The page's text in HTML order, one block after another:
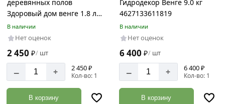
деревянных полов
Здоровый дом венге 1.8 л
Лк-00009558
В наличии
Нет оценок
2 450 ₽/ шт
– + 2 450 ₽
Кол-во: 1
В корзину
Гидродекор Венге 9.0 кг
4627133611819
В наличии
Нет оценок
6 400 ₽/ шт
– + 6 400 ₽
Кол-во: 1
В корзину